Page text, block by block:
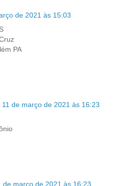
de 2021 às 15:03
PA
11 de março de 2021 às 16:23
de março de 2021 às 16:23